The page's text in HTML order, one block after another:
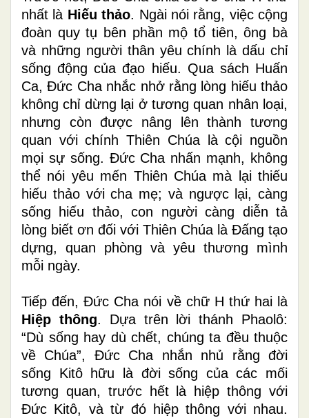
nhất là Hiếu thảo. Ngài nói rằng, việc cộng
đoàn quy tụ bên phần mộ tổ tiên, ông bà
và những người thân yêu chính là dấu chỉ
sống động của đạo hiếu. Qua sách Huấn
Ca, Đức Cha nhắc nhở rằng lòng hiếu thảo
không chỉ dừng lại ở tương quan nhân loại,
nhưng còn được nâng lên thành tương
quan với chính Thiên Chúa là cội nguồn
mọi sự sống. Đức Cha nhấn mạnh, không
thể nói yêu mến Thiên Chúa mà lại thiếu
hiếu thảo với cha mẹ; và ngược lại, càng
sống hiếu thảo, con người càng diễn tả
lòng biết ơn đối với Thiên Chúa là Đấng tạo
dựng, quan phòng và yêu thương mình
mỗi ngày.
Tiếp đến, Đức Cha nói về chữ H thứ hai là
Hiệp thông. Dựa trên lời thánh Phaolô:
“Dù sống hay dù chết, chúng ta đều thuộc
về Chúa”, Đức Cha nhắn nhủ rằng đời
sống Kitô hữu là đời sống của các mối
tương quan, trước hết là hiệp thông với
Đức Kitô, và từ đó hiệp thông với nhau.